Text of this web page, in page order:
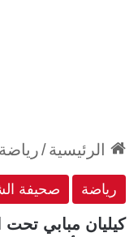
الرئيسية/رياضة
رياضة صحيفة
كيليان مبابي